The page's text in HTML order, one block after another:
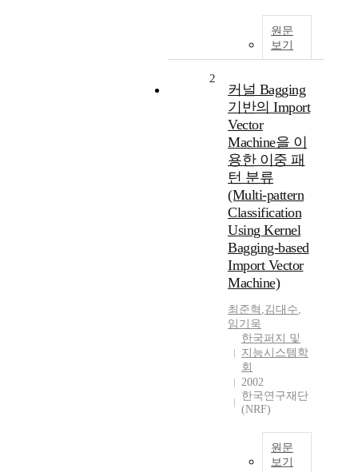
원문
보기
2
커널 Bagging
기반의 Import
Vector
Machine을 이
용한 이중 패
턴 분류
(Multi-pattern
Classification
Using Kernel
Bagging-based
Import Vector
Machine)
최준혁 ,김대수,
임기욱
한국퍼지 및
지능시스템학
회
2002
한국연구재단
(NRF)
원문
보기